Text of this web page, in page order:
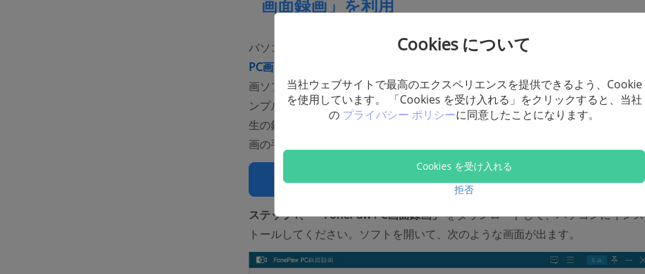
画面録画」を利用
パソコンでニコニコの生放送やタイムシフトビデオを録画したい時、
PC画面録画
画ソフトであり、強力な機能が付いており、録画専門家とも言えます。操作がシ
ンプルで、初心者でもうまく使えます。画面と音声を同時に録画するので、ニコ
生の録画にはピッタリです。では、「FonePaw PC画面録画」 を使ってニコ生録
画の手順を見ていきましょう。
無料お試し 無料お試し
ステップ1、「FonePaw PC画面録画」をダウンロードして、パソコンにインス
トールしてください。ソフトを開いて、次のような画面が出ます。
Cookies について
当社ウェブサイトで最高のエクスペリエンスを提供できるよう、Cookie
を使用しています。 「Cookies を受け入れる」をクリックすると、当社
の プライバシー ポリシーに同意したことになります。
Cookies を受け入れる
拒否